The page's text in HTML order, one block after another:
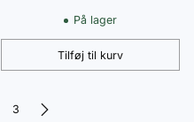
asfalttag, der kan åbnes,
fyrretræ i orange og grøn
På lager
Tilføj til kurv
Antal
3